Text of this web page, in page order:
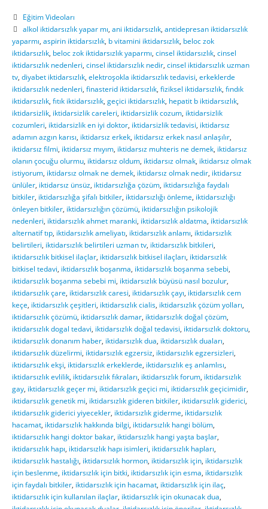
Eğitim Videoları
alkol iktidarsızlık yapar mı, ani iktidarsızlık, antidepresan iktidarsızlık
yaparmı, aspirin iktidarsızlık, b vitamini iktidarsızlık, beloc zok
iktidarsızlık, beloc zok iktidarsızlık yaparmı, cinsel iktidarsızlık, cinsel
iktidarsızlık nedenleri, cinsel iktidarsızlık nedir, cinsel iktidarsızlık uzman
tv, diyabet iktidarsızlık, elektroşokla iktidarsızlık tedavisi, erkeklerde
iktidarsızlık nedenleri, finasterid iktidarsızlık, fiziksel iktidarsızlık, fındık
iktidarsızlık, fıtık iktidarsızlık, geçici iktidarsızlık, hepatit b iktidarsızlık,
iktidarsizlik, iktidarsizlik careleri, iktidarsizlik cozum, iktidarsizlik
cozumleri, iktidarsizlik en iyi doktor, iktidarsizlik tedavisi, iktidarsız
adamın azgın karısı, iktidarsız erkek, iktidarsız erkek nasıl anlaşılır,
iktidarsız filmi, iktidarsız mıyım, iktidarsız muhteris ne demek, iktidarsız
olanın çocuğu olurmu, iktidarsız oldum, iktidarsız olmak, iktidarsız olmak
istiyorum, iktidarsız olmak ne demek, iktidarsız olmak nedir, iktidarsız
ünlüler, iktidarsız ünsüz, iktidarsızlığa çözüm, iktidarsızlığa faydalı
bitkiler, iktidarsızlığa şifalı bitkiler, iktidarsızlığı önleme, iktidarsızlığı
önleyen bitkiler, iktidarsızlığın çözümü, iktidarsızlığın psikolojik
nedenleri, iktidarsızlık ahmet maranki, iktidarsızlık aldatma, iktidarsızlık
alternatif tıp, iktidarsızlık ameliyatı, iktidarsızlık anlamı, iktidarsızlık
belirtileri, iktidarsızlık belirtileri uzman tv, iktidarsızlık bitkileri,
iktidarsızlık bitkisel ilaçlar, iktidarsızlık bitkisel ilaçları, iktidarsızlık
bitkisel tedavi, iktidarsızlık boşanma, iktidarsızlık boşanma sebebi,
iktidarsızlık boşanma sebebi mi, iktidarsızlık büyüsü nasıl bozulur,
iktidarsızlık çare, iktidarsızlık caresi, iktidarsızlık çayı, iktidarsızlık cem
keçe, iktidarsızlık çeşitleri, iktidarsızlık cialis, iktidarsızlık çözüm yolları,
iktidarsızlık çözümü, iktidarsızlık damar, iktidarsızlık doğal çözüm,
iktidarsızlık dogal tedavi, iktidarsızlık doğal tedavisi, iktidarsızlık doktoru,
iktidarsızlık donanım haber, iktidarsızlık dua, iktidarsızlık duaları,
iktidarsızlık düzelirmi, iktidarsızlık egzersiz, iktidarsızlık egzersizleri,
iktidarsızlık ekşi, iktidarsızlık erkeklerde, iktidarsızlık eş anlamlısı,
iktidarsızlık evlilik, iktidarsızlık fıkraları, iktidarsızlık forum, iktidarsızlık
gay, iktidarsızlık geçer mi, iktidarsızlık geçici mi, iktidarsızlık geçicimidir,
iktidarsızlık genetik mi, iktidarsızlık gideren bitkiler, iktidarsızlık giderici,
iktidarsızlık giderici yiyecekler, iktidarsızlık giderme, iktidarsızlık
hacamat, iktidarsızlık hakkında bilgi, iktidarsızlık hangi bölüm,
iktidarsızlık hangi doktor bakar, iktidarsızlık hangi yaşta başlar,
iktidarsızlık hapı, iktidarsızlık hapı isimleri, iktidarsızlık hapları,
iktidarsızlık hastalığı, iktidarsızlık hormon, iktidarsızlık için, iktidarsızlık
için beslenme, iktidarsızlık için bitki, iktidarsızlık için esma, iktidarsızlık
için faydalı bitkiler, iktidarsızlık için hacamat, iktidarsızlık için ilaç,
iktidarsızlık için kullanılan ilaçlar, iktidarsızlık için okunacak dua,